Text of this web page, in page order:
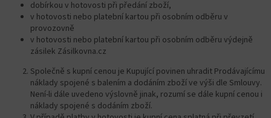
dobírkou v hotovosti při předání zboží,
v hotovosti nebo platební kartou při osobním odběru v
provozovně
v hotovosti nebo platební kartou při osobním odběru výdejně
zásilek Zásilkovna.cz
Společně s kupní cenou je Kupující povinen uhradit Prodávajícímu
náklady spojené s balením a dodáním zboží ve výši dle Smlouvy.
Není-li dále uvedeno výslovně jinak, rozumí se dále kupní cenou i
náklady spojené s dodáním zboží.